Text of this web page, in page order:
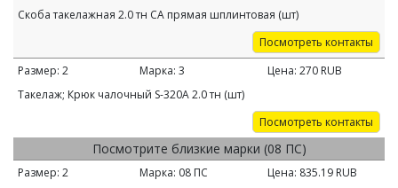
Скоба такелажная 2.0 тн СА прямая шплинтовая (шт)
Посмотреть контакты
Размер: 2 Марка: 3 Цена: 270 RUB
Такелаж; Крюк чалочный S-320А 2.0 тн (шт)
Посмотреть контакты
Посмотрите близкие марки (08 ПС)
Размер: 2 Марка: 08 ПС Цена: 835.19 RUB